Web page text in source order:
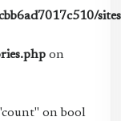
on
on bool